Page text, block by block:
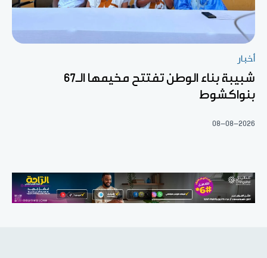
أخبار
شبيبة بناء الوطن تفتتح مخيمها الـ67
بنواكشوط
08-08-2026